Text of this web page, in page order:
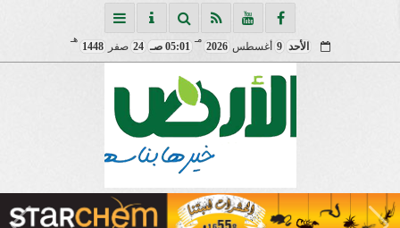
الأحد 9 أغسطس2026
مـ
05:01 صـ 24 صفر1448
هـ